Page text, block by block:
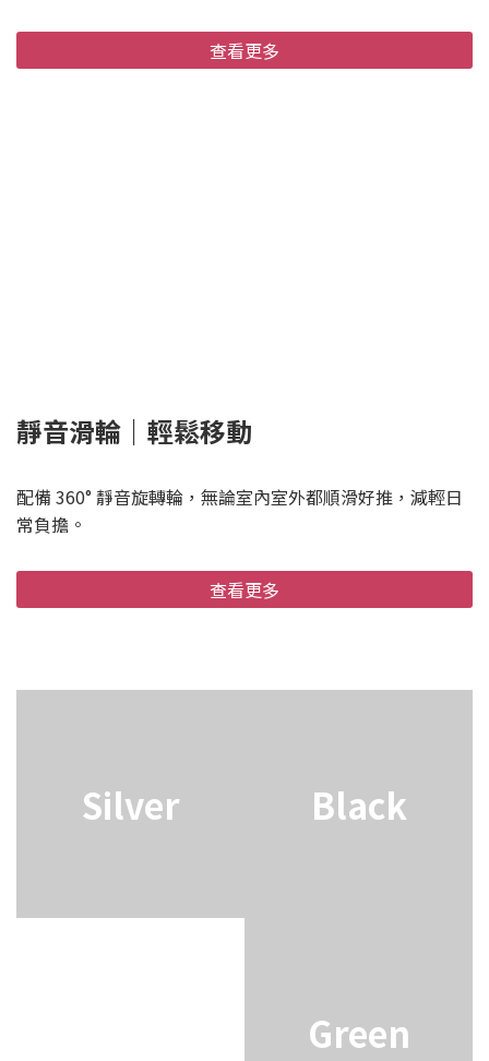
查看更多
靜音滑輪｜輕鬆移動
配備 360° 靜音旋轉輪，無論室內室外都順滑好推，減輕日
常負擔。
查看更多
Silver Black
Green